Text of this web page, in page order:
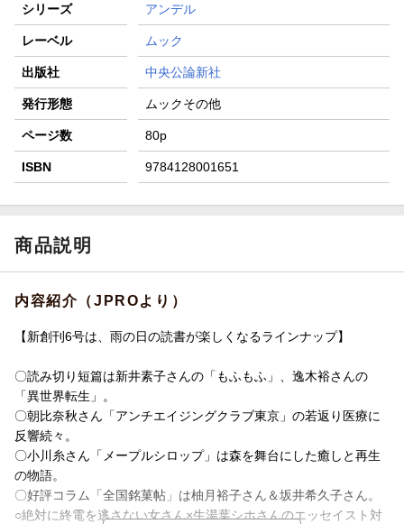
シリーズ アンデル
レーベル ムック
出版社 中央公論新社
発行形態 ムックその他
ページ数 80p
ISBN 9784128001651
商品説明
内容紹介（JPROより）
【新創刊6号は、雨の日の読書が楽しくなるラインナップ】
〇読み切り短篇は新井素子さんの「もふもふ」、逸木裕さんの
「異世界転生」。
〇朝比奈秋さん「アンチエイジングクラブ東京」の若返り医療に
反響続々。
〇小川糸さん「メープルシロップ」は森を舞台にした癒しと再生
の物語。
〇好評コラム「全国銘菓帖」は柚月裕子さん＆坂井希久子さん。
○絶対に終電を逃さない女さん×生湯葉シホさんのエッセイスト対